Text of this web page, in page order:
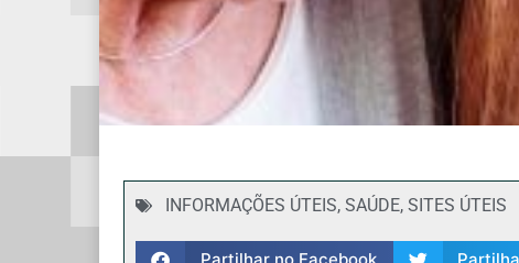
INFORMAÇÕES ÚTEIS, SAÚDE, SITES ÚTEIS